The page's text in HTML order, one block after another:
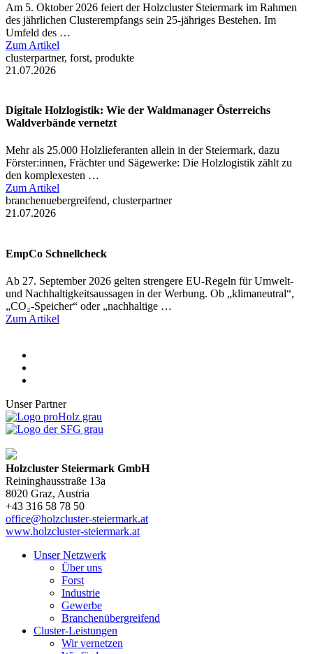
Am 5. Oktober 2026 feiert der Holzcluster Steiermark im Rahmen
des jährlichen Clusterempfangs sein 25-jähriges Bestehen. Im
Umfeld des …
Zum Artikel
clusterpartner, forst, produkte
21.07.2026
Digitale Holzlogistik: Wie der Waldmanager Österreichs
Waldverbände vernetzt
Mehr als 25.000 Holzlieferanten allein in der Steiermark, dazu
Förster:innen, Frächter und Sägewerke: Die Holzlogistik zählt zu
den komplexesten …
Zum Artikel
branchenuebergreifend, clusterpartner
21.07.2026
EmpCo Schnellcheck
Ab 27. September 2026 gelten strengere EU-Regeln für Umwelt-
und Nachhaltigkeitsaussagen in der Werbung. Ob „klimaneutral“,
„CO₂-Speicher“ oder „nachhaltige …
Zum Artikel
Unser Partner
Holzcluster Steiermark GmbH
Reininghausstraße 13a
8020 Graz, Austria
+43 316 58 78 50
office@holzcluster-steiermark.at
www.holzcluster-steiermark.at
Unser Netzwerk
Über uns
Forst
Industrie
Gewerbe
Branchenübergreifend
Cluster-Leistungen
Wir vernetzen